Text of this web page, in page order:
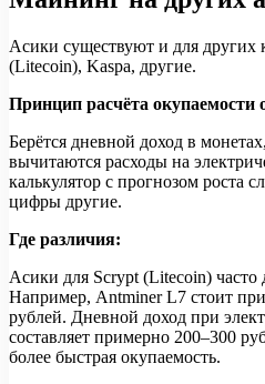
Асики существуют и для других
(Litecoin), Kaspa, другие.
Принцип расчёта окупаемости
Берётся дневной доход в
вычитаются расходы на
калькулятор с прогнозом роста
цифры другие.
Где различия:
Асики для Scrypt (Litecoin) часто
Например, Antminer L7 стоит
рублей. Дневной доход при
составляет примерно 200–300
более быстрая окупаемость.